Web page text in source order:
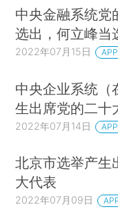
中央金融系统党
选出，何立峰当
2022年07月15日
中央企业系统（
生出席党的二十
2022年07月14日
北京市选举产生
大代表
2022年07月09日